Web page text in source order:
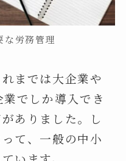
な労務管理
までは大企業や
でしか導入でき
ありました。し
て、一般の中小